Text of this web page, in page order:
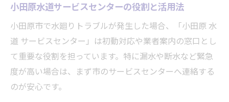
小田原水道サービスセンターの役割と活用法
小田原市で水廻りトラブルが発生した場合、「小田原 水
道 サービスセンター」は初動対応や業者案内の窓口とし
て重要な役割を担っています。特に漏水や断水など緊急
度が高い場合は、まず市のサービスセンターへ連絡する
のが安心です。